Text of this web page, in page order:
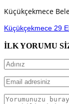
Küçükçekmece
Küçükçekmece 29
İLK YORUMU